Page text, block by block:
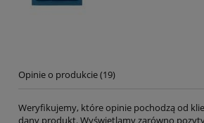
Opinie o produkcie (19)
Weryfikujemy, które opinie pochodzą od
dany produkt. Wyświetlamy zarówno